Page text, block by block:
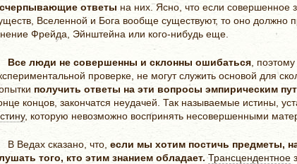
ответы на них. Ясно, что если
Вселенной и Бога вообще существуют, то оно
Фрейда, Эйнштейна или кого-нибудь еще.
Все люди не совершенны и склонны ошибаться ,
проверке, не могут служить основой для
получить ответы на эти вопросы эмпирическим
концов, закончатся неудачей. Так называемые истины,
, которую невозможно воспринять несовершенными
В Ведах сказано, что, если мы хотим постичь предметы,
того, кто этим знанием обладает. Трансцендентное